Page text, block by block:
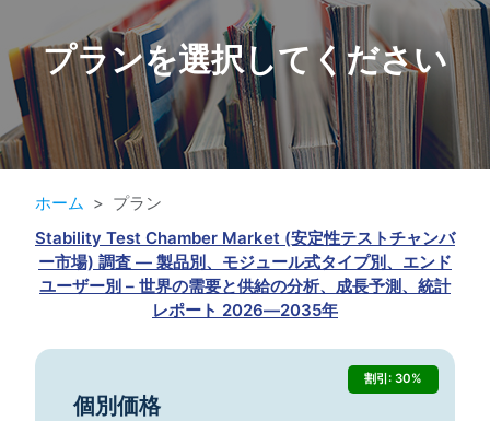
プランを選択してください
ホーム
プラン
Stability Test Chamber Market (安定性テストチャンバ
ー市場) 調査 ― 製品別、モジュール式タイプ別、エンド
ユーザー別 – 世界の需要と供給の分析、成長予測、統計
レポート 2026―2035年
割引: 30%
個別価格